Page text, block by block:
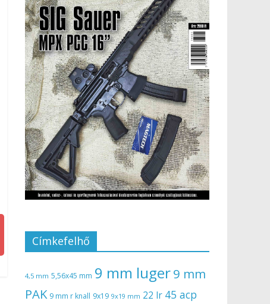
Címkefelhő
4,5 mm 5,56x45 mm 9 mm luger9 mm
PAK 9 mm r knall 9x19 9x19 mm 22 lr 45 acp